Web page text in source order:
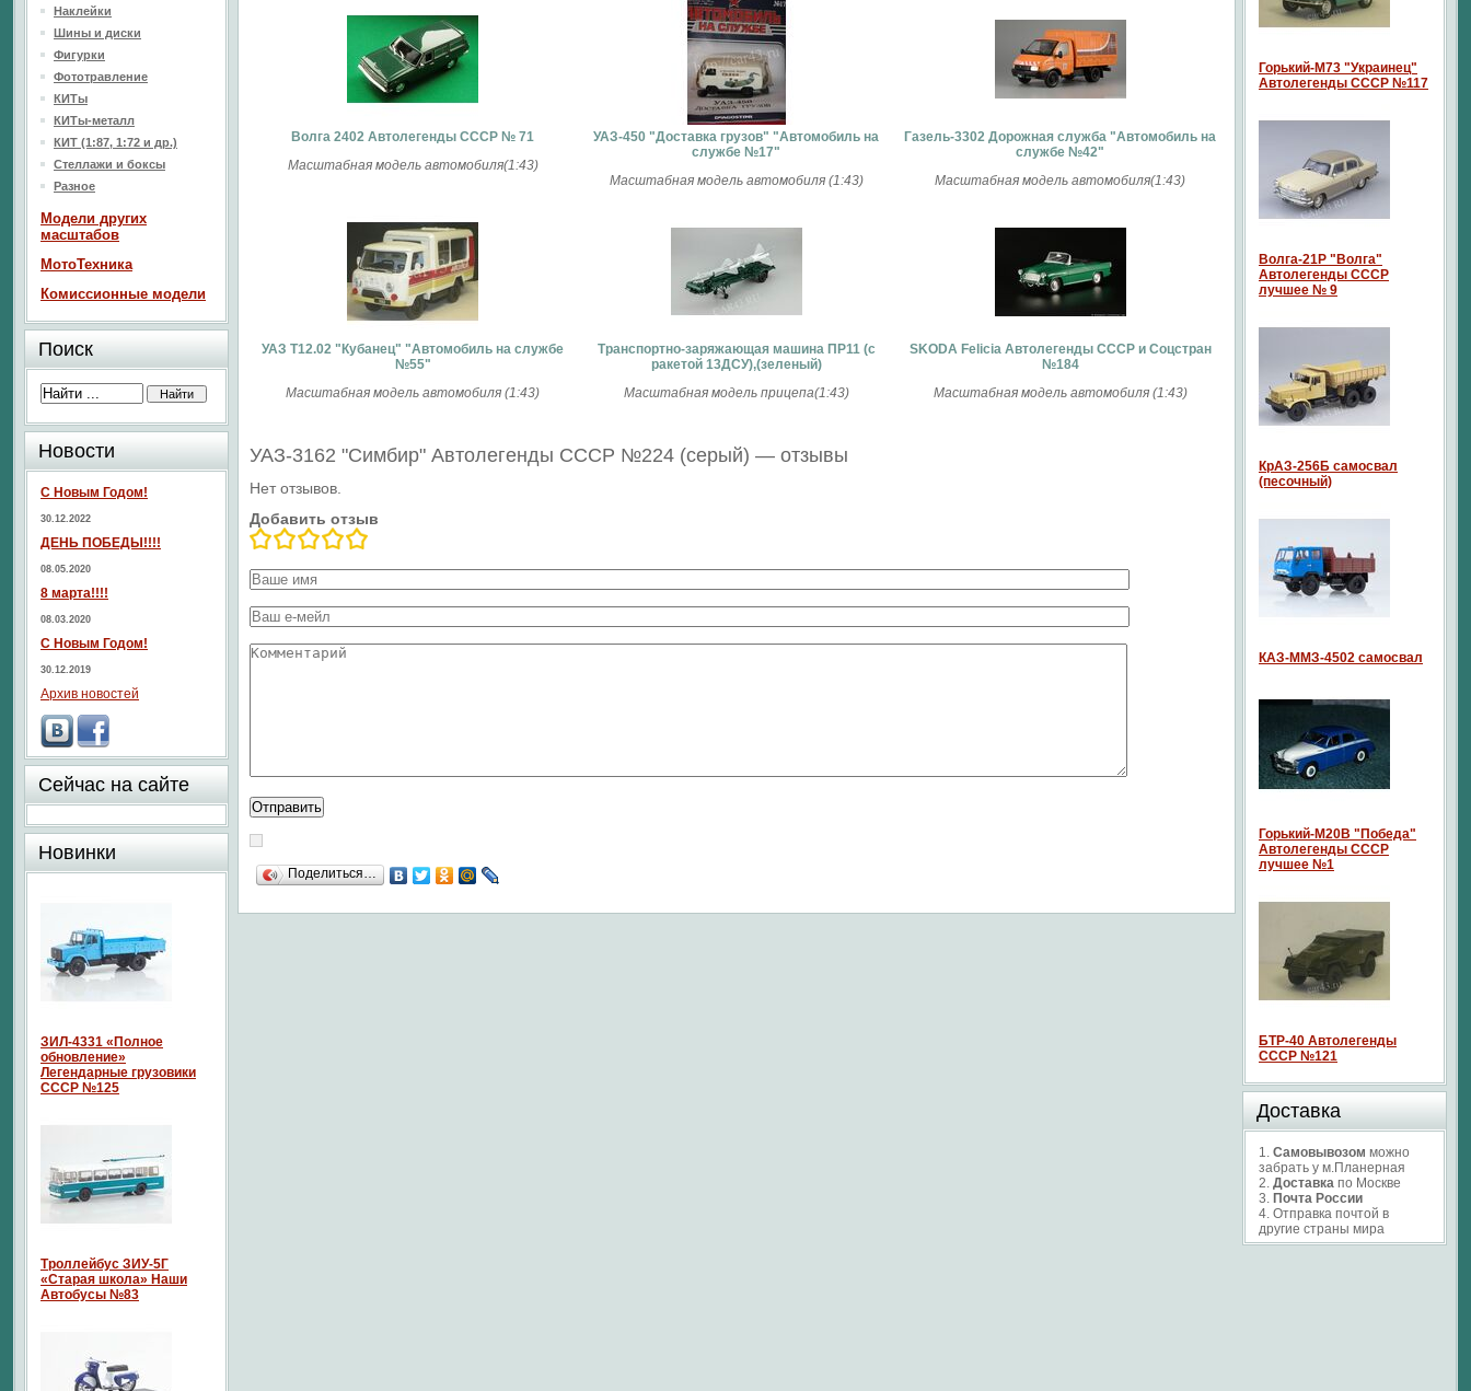
Волга 2402 Автолегенды СССР № 71
Масштабная модель автомобиля(1:43)
УАЗ-450 "Доставка грузов" "Автомобиль на
службе №17"
Масштабная модель автомобиля (1:43)
Газель-3302 Дорожная служба "Автомобиль на
службе №42"
Масштабная модель автомобиля(1:43)
УАЗ Т12.02 "Кубанец" "Автомобиль на службе
№55"
Масштабная модель автомобиля (1:43)
Транспортно-заряжающая машина ПР11 (с
ракетой 13ДСУ),(зеленый)
Масштабная модель прицепа(1:43)
SKODA Felicia Автолегенды СССР и Соцстран
№184
Масштабная модель автомобиля (1:43)
УАЗ-3162 "Симбир" Автолегенды СССР №224 (серый) — отзывы
Нет отзывов.
Добавить отзыв
Поделиться…
Наклейки
Шины и диски
Фигурки
Фототравление
КИТы
КИТы-металл
КИТ (1:87, 1:72 и др.)
Стеллажи и боксы
Разное
Модели других
масштабов
МотоТехника
Комиссионные модели
Поиск
Новости
С Новым Годом!
30.12.2022
ДЕНЬ ПОБЕДЫ!!!!
08.05.2020
8 марта!!!!
08.03.2020
С Новым Годом!
30.12.2019
Архив новостей
Сейчас на сайте
Новинки
ЗИЛ-4331 «Полное
обновление»
Легендарные грузовики
СССР №125
Троллейбус ЗИУ-5Г
«Старая школа» Наши
Автобусы №83
Горький-М73 "Украинец"
Автолегенды СССР №117
Волга-21P "Волга"
Автолегенды СССР
лучшее № 9
КрАЗ-256Б самосвал
(песочный)
КАЗ-ММЗ-4502 самосвал
Горький-М20В "Победа"
Автолегенды СССР
лучшее №1
БТР-40 Автолегенды
СССР №121
Доставка
1. Самовывозом можно
забрать у м.Планерная
2. Доставка по Москве
3. Почта России
4. Отправка почтой в
другие страны мира